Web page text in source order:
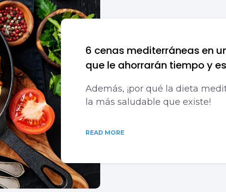
6 cenas mediterráneas en
que le ahorrarán tiempo y
Además, ¡por qué la dieta
la más saludable que existe!
READ MORE